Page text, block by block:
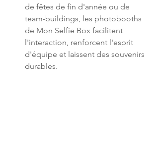
de fêtes de fin d'année ou de
team-buildings, les photobooths
de Mon Selfie Box facilitent
l'interaction, renforcent l'esprit
d'équipe et laissent des souvenirs
durables.